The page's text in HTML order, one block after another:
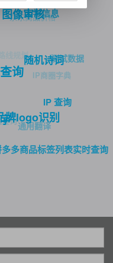
多商品标签列表实时查询
牌logo识别
询
查询通用翻译
IP 查询
随机诗词
图像审核
线规划
IP商圈字典
测试数据
大学信息
京东商品价格